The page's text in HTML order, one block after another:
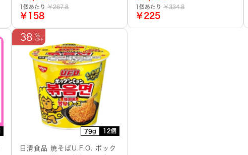
1個あたり ￥267.8
￥158
1個あたり ￥334.8
￥225
79g 12個
38
日清食品 焼そばU.F.O. ポック